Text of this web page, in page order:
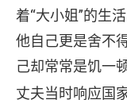
着“大小姐”的生
他自己更是舍不
己却常常是饥一
丈夫当时响应国